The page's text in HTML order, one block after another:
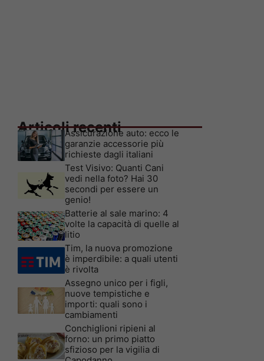
Articoli recenti
Assicurazione auto: ecco le
garanzie accessorie più
richieste dagli italiani
Test Visivo: Quanti Cani
vedi nella foto? Hai 30
secondi per essere un
genio!
Batterie al sale marino: 4
volte la capacità di quelle al
litio
Tim, la nuova promozione
è imperdibile: a quali utenti
è rivolta
Assegno unico per i figli,
nuove tempistiche e
importi: quali sono i
cambiamenti
Conchiglioni ripieni al
forno: un primo piatto
sfizioso per la vigilia di